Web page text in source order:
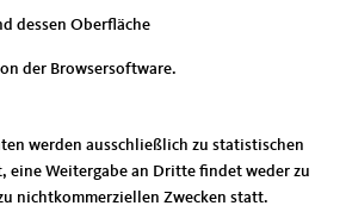
dessen Oberfläche
der Browsersoftware.
werden ausschließlich zu statistischen
eine Weitergabe an Dritte findet weder zu
nichtkommerziellen Zwecken statt.